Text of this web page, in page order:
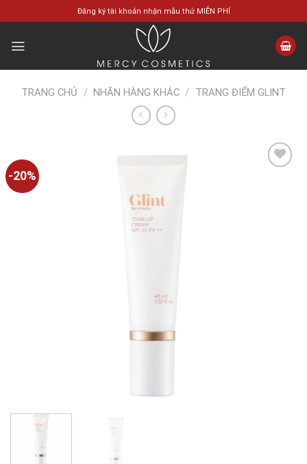
to
Đăng ký tài khoản nhận mẫu thử MIỄN PHÍ
TRANG CHỦ / NHÃN HÀNG KHÁC / TRANG ĐIỂM GLINT
-20%